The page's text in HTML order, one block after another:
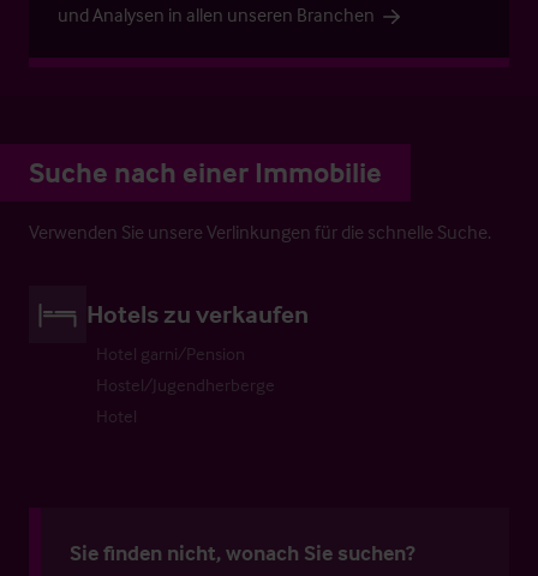
und Analysen in allen unseren Branchen
Suche nach einer Immobilie
Verwenden Sie unsere Verlinkungen für die schnelle Suche.
Hotels zu verkaufen
Hotel garni/Pension
Hostel/Jugendherberge
Hotel
Sie finden nicht, wonach Sie suchen?